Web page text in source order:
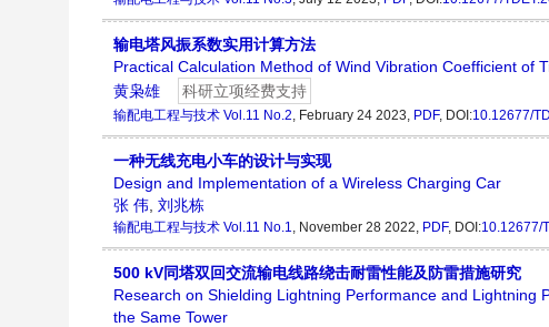
输电塔风振系数实用计算方法
Practical Calculation Method of Wind Vibration Coefficient of
黄枭雄
科研立项经费支持
输配电工程与技术 Vol.11 No.2, February 24 2023, PDF, DOI:10.12677/
一种无线充电小车的设计与实现
Design and Implementation of a Wireless Charging Car
张 伟 刘兆栋
输配电工程与技术 Vol.11 No.1, November 28 2022, PDF, DOI:10.12677/
500 kV同塔双回交流输电线路绕击耐雷性能及防雷措施研究
Research on Shielding Lightning Performance and Lightning
the Same Tower